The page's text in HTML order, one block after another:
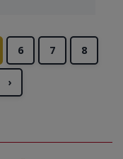
6 7 8
›